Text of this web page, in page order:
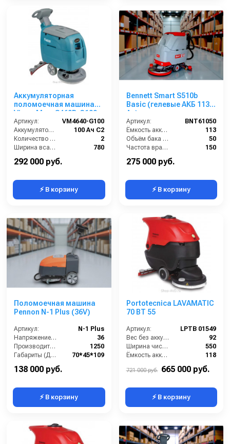
Аккумуляторная
поломоечная машина
VinnerMyer S460B-G100
Артикул:
VM4640-G100
Аккумулятор АКБ (В/А·ч):
100 Ач С2
Количество аккумуляторов (шт):
2
Ширина всасывающей балки (мм):
780
292 000 руб.
⚡ В корзину
Bennett Smart S510b
Basic (гелевые АКБ 113
Ач)
Артикул:
BNT61050
Ёмкость аккумуляторов (Ач):
113
Объём бака для чистой воды (л):
50
Частота вращения щетки (об/мин):
150
275 000 руб.
⚡ В корзину
Поломоечная машина
Pennon N-1 Plus (36V)
Артикул:
N-1 Plus
Напряжение (В):
36
Производительность по площади (м2/ч):
1250
Габариты (ДхШхВ):
70*45*109
138 000 руб.
⚡ В корзину
Portotecnica LAVAMATIC
70 BT 55
Артикул:
LPTB 01549
Вес без аккумуляторов (кг):
92
Ширина чистки щёток (мм):
550
Ёмкость аккумуляторов (Ач):
118
1230x587x960
721 000 руб. 665 000 руб.
⚡ В корзину